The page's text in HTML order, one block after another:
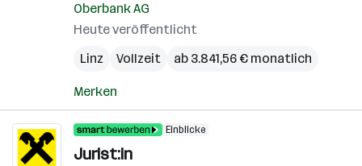
Oberbank AG
Heute veröffentlicht
Linz
Vollzeit ab 3.841,56 € monatlich
Merken
Einblicke
Jurist:in